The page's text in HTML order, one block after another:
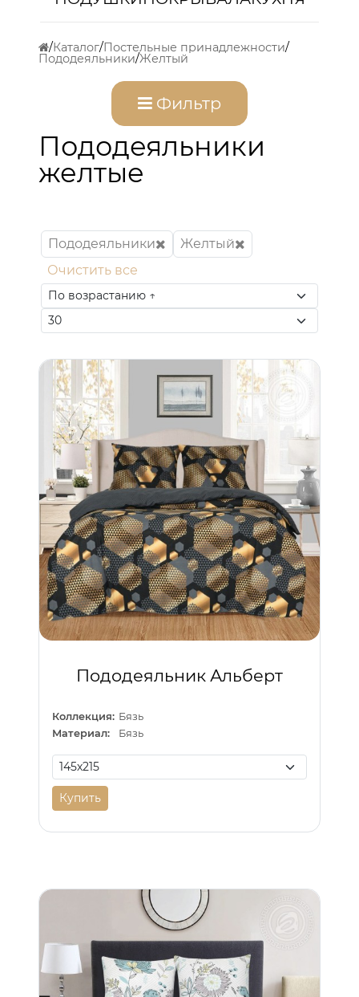
Каталог Постельные принадлежности
Пододеяльники Желтый
Фильтр
Пододеяльники
желтые
Пододеяльники
Желтый
Очистить все
Пододеяльник Альберт
Коллекция: Бязь
Материал:
Бязь
Купить